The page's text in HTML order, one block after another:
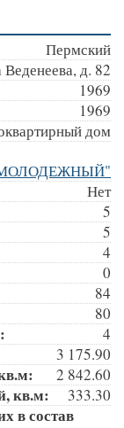
Пермский
д. 82
1969
1969
дом
Нет
5
5
4
0
84
80
4
3 175.90
2 842.60
кв.м: 333.30
в состав